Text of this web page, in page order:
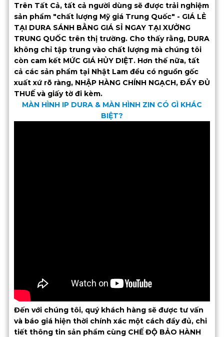
Trên Tất Cả, tất cả người dùng sẽ được trải nghiệm
sản phẩm "chất lượng Mỹ giá Trung Quốc" - GIÁ LẺ
TẠI DURA SÁNH BẰNG GIÁ SỈ NGAY TẠI XƯỞNG
TRUNG QUỐC trên thị trường. Cho thấy rằng, DURA
không chỉ tập trung vào chất lượng mà chúng tôi
còn cam kết MỨC GIÁ HỦY DIỆT. Hơn thế nữa, tất
cả các sản phẩm tại Nhật Lam đều có nguồn gốc
xuất xứ rõ ràng, NHẬP HÀNG CHÍNH NGẠCH, ĐẦY ĐỦ
THUẾ và giấy tờ đi kèm.
MÀN HÌNH IP DURA & MÀN HÌNH ZIN CÓ GÌ KHÁC
BIỆT?
Đến với chúng tôi, quý khách hàng sẽ được tư vấn
và báo giá hiện thời chính xác một cách đầy đủ, chi
tiết thông tin sản phẩm cùng CHẾ ĐỘ BẢO HÀNH